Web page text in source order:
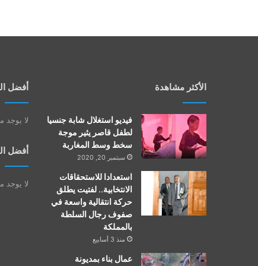
الأكثر مشاهدة
فيديو استغلال شابة جنسيا
لطفل قاصر يثير موجة
سخط وسط المغاربة
سبتمبر 20, 2020
استعدادا للاستحقاقات
الانتخابية.. لفتيت يطلق
حركة انتقالية واسعة في
صفوف رجال السلطة
بالمملكة
منذ 3 أسابيع
عمال بناء بمديونة
أفضل
لا يوجد
أفضل
لا يوجد